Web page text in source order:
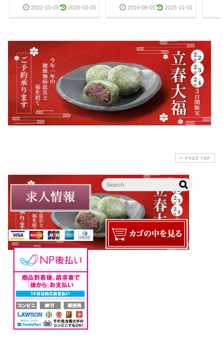
2022-10-09 2026-02-05 2014-08-05 2025-11-01
PAGE TOP